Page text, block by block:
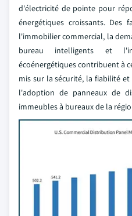
d'électricité de pointe pour
énergétiques croissants. Des
l'immobilier commercial, la
bureau intelligents et
écoénergétiques contribuent à
mis sur la sécurité, la fiabilité
l'adoption de panneaux de
immeubles à bureaux de la